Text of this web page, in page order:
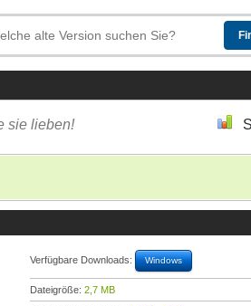
sie lieben!
Verfügbare Downloads: Windows
Dateigröße: 2,7 MB